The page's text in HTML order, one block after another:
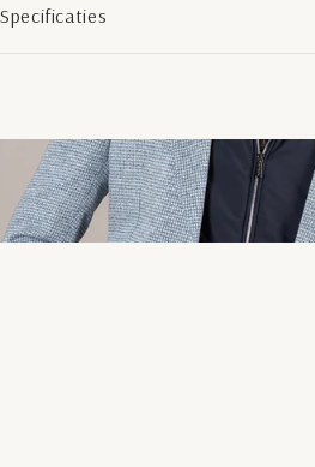
Specificaties